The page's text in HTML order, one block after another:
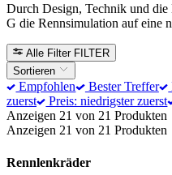
Durch Design, Technik und
G die Rennsimulation auf eine
Alle Filter FILTER
Sortieren
Empfohlen Bester Treffer
zuerst
Preis: niedrigster zuerst
Anzeigen 21 von 21 Produkten
Anzeigen 21 von 21 Produkten
Rennlenkräder